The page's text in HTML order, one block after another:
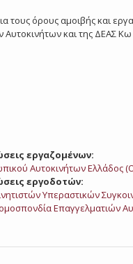
όρους αμοιβής και
και της ΔΕΑΣ Κω
εργαζομένων:
Αυτοκινήτων Ελλάδος
εργοδοτών:
Υπεραστικών
Επαγγελματιών